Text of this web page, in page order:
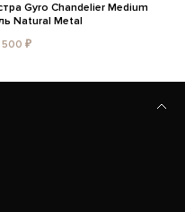
Gyro Chandelier Medium
Natural Metal
500 ₽